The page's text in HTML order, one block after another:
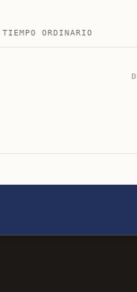
TIEMPO ORDINARIO